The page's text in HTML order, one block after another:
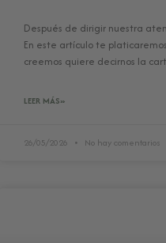
Después de dirigir nuestra
En este artículo te
creemos quiere decirnos la
LEER MÁS»
26/05/2026 No hay comentarios